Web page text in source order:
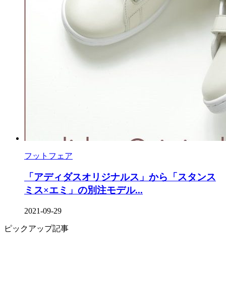
フットフェア
「アディダスオリジナルス」から「スタンス
ミス×エミ」の別注モデル...
2021-09-29
ピックアップ記事